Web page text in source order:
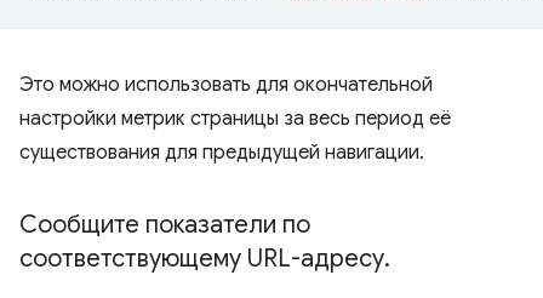
Это можно использовать для окончательной
настройки метрик страницы за весь период её
существования для предыдущей навигации.
Сообщите показатели по
соответствующему URL-адресу.